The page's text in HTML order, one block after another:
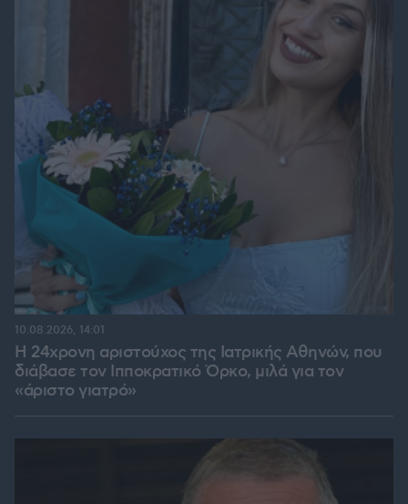
Η 24χρονη αριστούχος της Ιατρικής Αθηνών, που
διάβασε τον Ιπποκρατικό Όρκο, μιλά για τον
«άριστο γιατρό»
10.08.2026, 14:01